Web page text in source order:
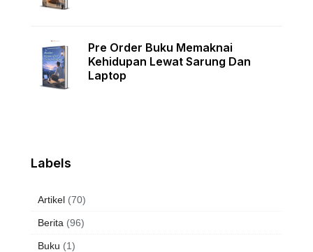
Pre Order Buku Memaknai
Kehidupan Lewat Sarung Dan
Laptop
Labels
Artikel (70)
Berita (96)
Buku (1)